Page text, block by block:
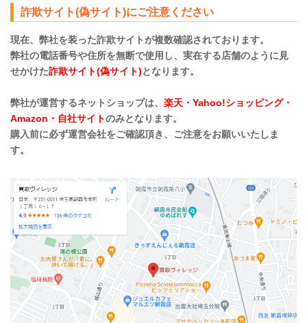
詐欺サイト(偽サイト)にご注意ください
現在、弊社を装った詐欺サイトが複数確認されております。
弊社の電話番号や住所を無断で使用し、実在する店舗のように見
せかけた詐欺サイト(偽サイト)となります。
弊社が運営するネットショップは、 楽天・Yahoo!ショッピング・
Amazon・自社サイトのみとなります。
購入前に必ず運営会社をご確認頂き、ご注意をお願いいたしま
す。